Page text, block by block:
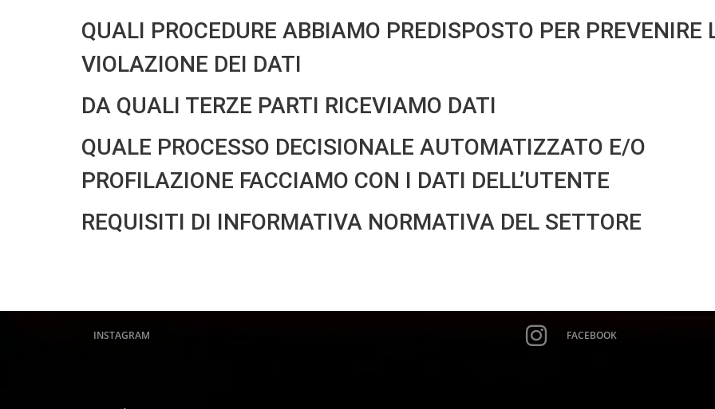
QUALI PROCEDURE ABBIAMO PREDISPOSTO PER PREVENIRE
VIOLAZIONE DEI DATI
DA QUALI TERZE PARTI RICEVIAMO DATI
QUALE PROCESSO DECISIONALE AUTOMATIZZATO E/O
PROFILAZIONE FACCIAMO CON I DATI DELL’UTENTE
REQUISITI DI INFORMATIVA NORMATIVA DEL SETTORE
INSTAGRAM FACEBOOK